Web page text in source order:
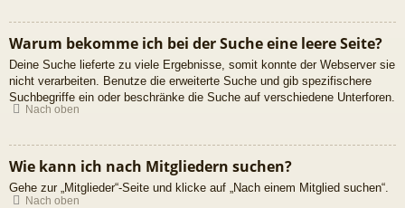
Warum bekomme ich bei der Suche eine leere Seite?
Deine Suche lieferte zu viele Ergebnisse, somit konnte der Webserver sie
nicht verarbeiten. Benutze die erweiterte Suche und gib spezifischere
Suchbegriffe ein oder beschränke die Suche auf verschiedene Unterforen.
Nach oben
Wie kann ich nach Mitgliedern suchen?
Gehe zur „Mitglieder“-Seite und klicke auf „Nach einem Mitglied suchen“.
Nach oben